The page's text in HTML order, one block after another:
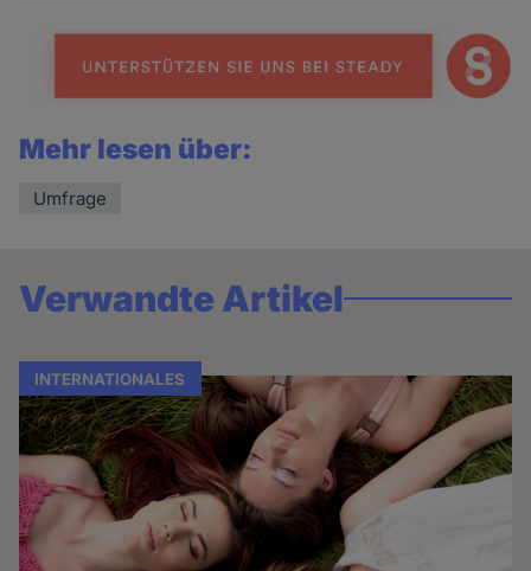
Mehr lesen über:
Umfrage
Verwandte Artikel
INTERNATIONALES